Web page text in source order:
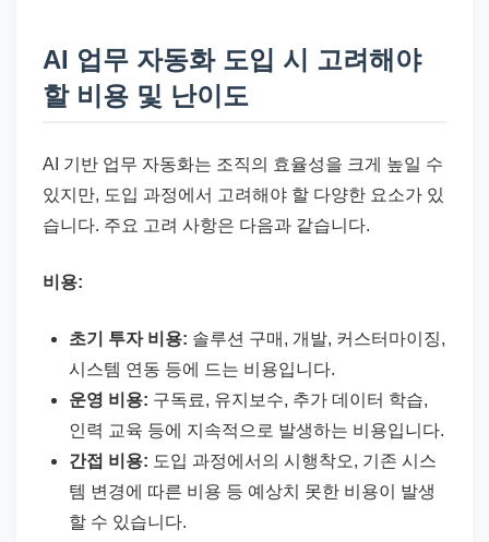
AI 업무 자동화 도입 시 고려해야
할 비용 및 난이도
AI 기반 업무 자동화는 조직의 효율성을 크게 높일 수
있지만, 도입 과정에서 고려해야 할 다양한 요소가 있
습니다. 주요 고려 사항은 다음과 같습니다.
비용:
초기 투자 비용: 솔루션 구매, 개발, 커스터마이징,
시스템 연동 등에 드는 비용입니다.
운영 비용: 구독료, 유지보수, 추가 데이터 학습,
인력 교육 등에 지속적으로 발생하는 비용입니다.
간접 비용: 도입 과정에서의 시행착오, 기존 시스
템 변경에 따른 비용 등 예상치 못한 비용이 발생
할 수 있습니다.